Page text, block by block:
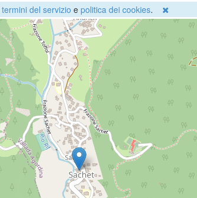
termini del servizio e politica dei cookies.